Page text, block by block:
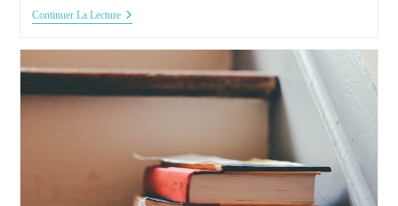
Continuer La LectureLe
Un
Qui